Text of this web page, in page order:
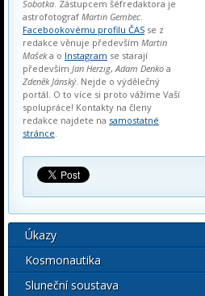
Sobotka. Zástupcem šéfredaktora je
astrofotograf Martin Gembec.
Facebookovému profilu ČAS se z
redakce věnuje především Martin
Mašeka o Instagram se starají
především Jan Herzig,Adam Denko a
Zdeněk Jánský. Nejde o výdělečný
portál. O to více si proto vážíme Vaší
spolupráce! Kontakty na členy
redakce najdete na samostatné
stránce.
Úkazy
Kosmonautika
Sluneční soustava